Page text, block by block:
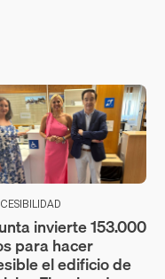
invierte 153.000
para hacer
el edificio de